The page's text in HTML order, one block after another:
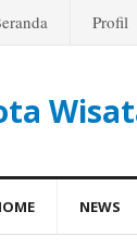
Profil
NEWS